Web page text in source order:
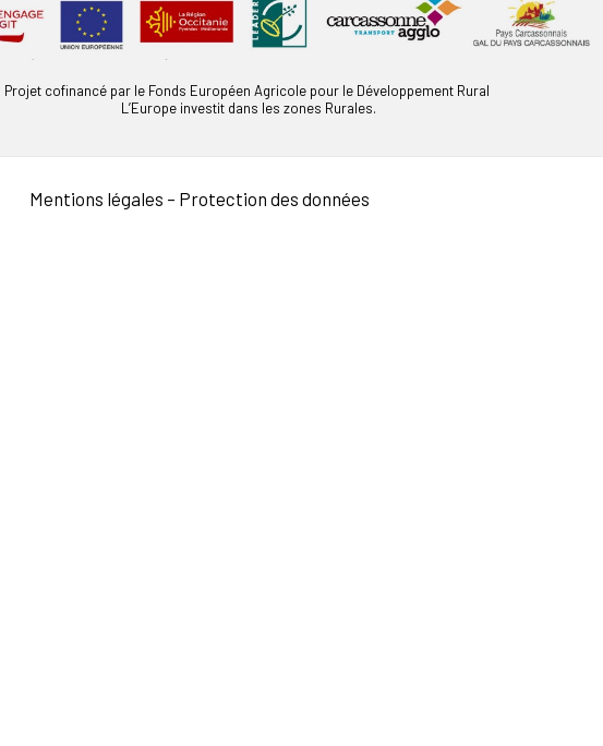
Projet cofinancé par le Fonds Européen Agricole pour le Développement Rural
L’Europe investit dans les zones Rurales.
Mentions légales – Protection des données